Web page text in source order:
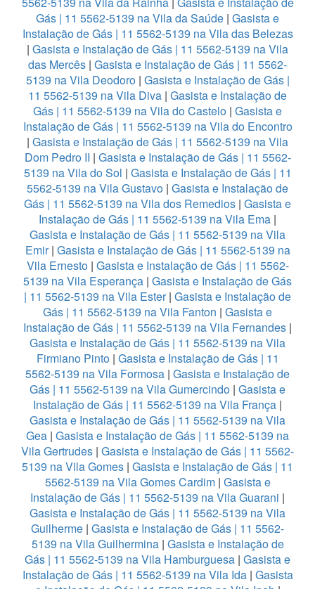
Gás | 11 5562-5139 na Vila da Saúde | Gasista e
Instalação de Gás | 11 5562-5139 na Vila das Belezas
| Gasista e Instalação de Gás | 11 5562-5139 na Vila
das Mercês | Gasista e Instalação de Gás | 11 5562-
5139 na Vila Deodoro| Gasista e Instalação de Gás |
11 5562-5139 na Vila Diva | Gasista e Instalação de
Gás | 11 5562-5139 na Vila do Castelo | Gasista e
Instalação de Gás | 11 5562-5139 na Vila do Encontro
| Gasista e Instalação de Gás | 11 5562-5139 na Vila
Dom Pedro II | Gasista e Instalação de Gás | 11 5562-
5139 na Vila do Sol | Gasista e Instalação de Gás | 11
5562-5139 na Vila Gustavo | Gasista e Instalação de
Gás | 11 5562-5139 na Vila dos Remedios | Gasista e
Instalação de Gás | 11 5562-5139 na Vila Ema |
Gasista e Instalação de Gás | 11 5562-5139 na Vila
Emir| Gasista e Instalação de Gás | 11 5562-5139 na
Vila Ernesto| Gasista e Instalação de Gás | 11 5562-
5139 na Vila Esperança | Gasista e Instalação de Gás
| 11 5562-5139 na Vila Ester| Gasista e Instalação de
Gás | 11 5562-5139 na Vila Fanton | Gasista e
Instalação de Gás | 11 5562-5139 na Vila Fernandes |
Gasista e Instalação de Gás | 11 5562-5139 na Vila
Firmiano Pinto| Gasista e Instalação de Gás | 11
5562-5139 na Vila Formosa | Gasista e Instalação de
Gás | 11 5562-5139 na Vila Gumercindo | Gasista e
Instalação de Gás | 11 5562-5139 na Vila França |
Gasista e Instalação de Gás | 11 5562-5139 na Vila
Gea | Gasista e Instalação de Gás | 11 5562-5139 na
Vila Gertrudes | Gasista e Instalação de Gás | 11 5562-
5139 na Vila Gomes | Gasista e Instalação de Gás | 11
5562-5139 na Vila Gomes Cardim| Gasista e
Instalação de Gás | 11 5562-5139 na Vila Guarani |
Gasista e Instalação de Gás | 11 5562-5139 na Vila
Guilherme | Gasista e Instalação de Gás | 11 5562-
5139 na Vila Guilhermina| Gasista e Instalação de
Gás | 11 5562-5139 na Vila Hamburguesa | Gasista e
Instalação de Gás | 11 5562-5139 na Vila Ida| Gasista